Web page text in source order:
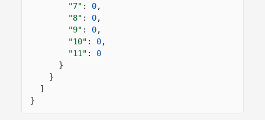
"7" : 0,
"8" : 0,
"9" : 0,
"10" : 0,
"11" :
0
}
}
]
}